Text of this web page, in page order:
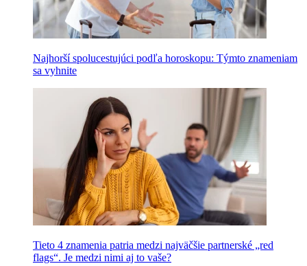
Najhorší spolucestujúci podľa horoskopu: Týmto znameniam
sa vyhnite
Tieto 4 znamenia patria medzi najväčšie partnerské „red
flags“. Je medzi nimi aj to vaše?